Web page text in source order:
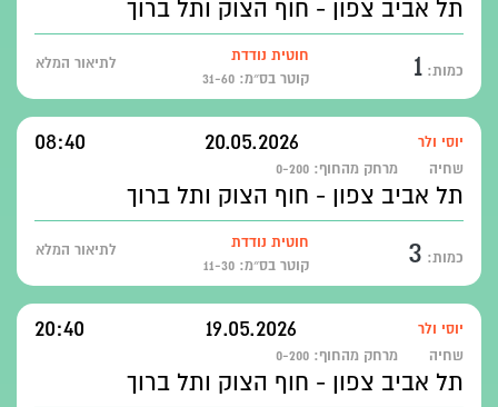
תל אביב צפון - חוף הצוק ותל ברוך
כמות: 1
חוטית נודדת
קוטר בס״מ: 31-60
לתיאור המלא
יוסי ולר 20.05.2026
08:40
שחיה מרחק מהחוף: 0-200
תל אביב צפון - חוף הצוק ותל ברוך
כמות: 3
חוטית נודדת
קוטר בס״מ: 11-30
לתיאור המלא
יוסי ולר 19.05.2026
20:40
שחיה מרחק מהחוף: 0-200
תל אביב צפון - חוף הצוק ותל ברוך